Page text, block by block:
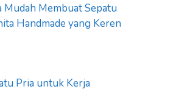
Mudah Membuat Sepatu
Handmade yang Keren
Pria untuk Kerja